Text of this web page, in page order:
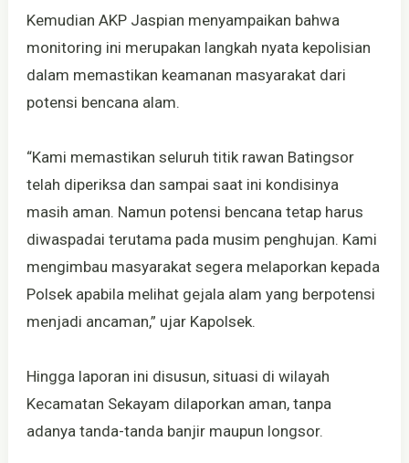
Kemudian AKP Jaspian menyampaikan bahwa
monitoring ini merupakan langkah nyata kepolisian
dalam memastikan keamanan masyarakat dari
potensi bencana alam.
“Kami memastikan seluruh titik rawan Batingsor
telah diperiksa dan sampai saat ini kondisinya
masih aman. Namun potensi bencana tetap harus
diwaspadai terutama pada musim penghujan. Kami
mengimbau masyarakat segera melaporkan kepada
Polsek apabila melihat gejala alam yang berpotensi
menjadi ancaman,” ujar Kapolsek.
Hingga laporan ini disusun, situasi di wilayah
Kecamatan Sekayam dilaporkan aman, tanpa
adanya tanda-tanda banjir maupun longsor.